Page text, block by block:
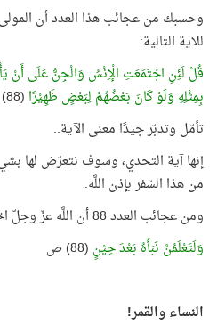
وحسبك من عجائب هذا العدد أن
للآية التالية:
قُلْ لَئِنِ اجْتَمَعَتِ الْإِنْسُ وَالْجِنُّ عَلَى أَنْ
بِمِثْلِهِ وَلَوْ كَانَ بَعْضُهُمْ لِبَعْضٍ ظَهِيْرًا (88) الإسراء
تأمّل وتدبّر جيدًا معنى الآية..
إنها آية التحدي، وسوف نتعرّض لها
من هذا السّفر بإذن اللَّه.
ومن عجائب العدد 88 أن اللَّه عزّ وجلّ اختاره ليكون رقمًا لهذه الآية:
وَلَتَعْلَمُنَّ نَبَأَهُ بَعْدَ حِيْنٍ (88) ص
النساء والقمر!